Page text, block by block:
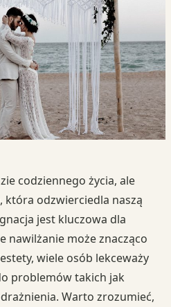
codziennego życia, ale
która odzwierciedla naszą
jest kluczowa dla
nawilżanie może znacząco
wiele osób lekceważy
problemów takich jak
Warto zrozumieć,